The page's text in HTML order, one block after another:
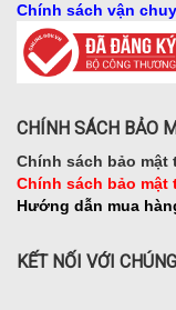
Chính sách vận
CHÍNH SÁCH BẢO
Chính sách bảo mật
Chính sách bảo mật
Hướng dẫn mua
KẾT NỐI VỚI